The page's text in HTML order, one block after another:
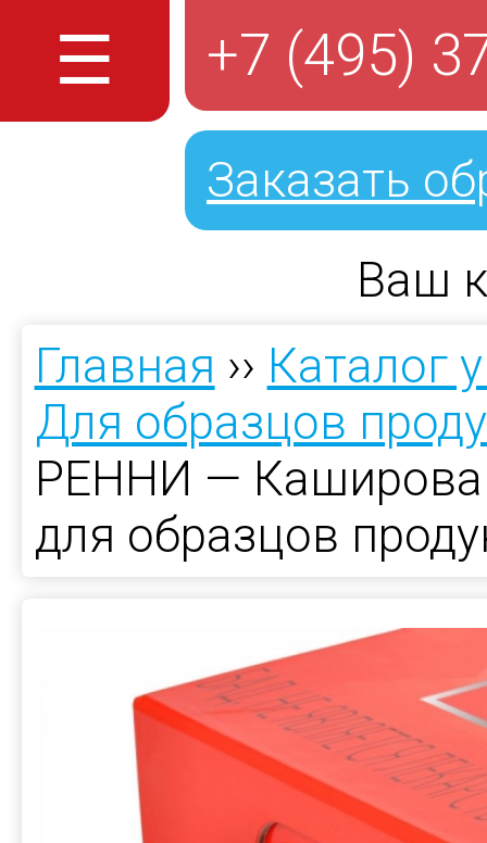
☰ +7 (495)
Заказать
Ваш
Главная ›› Каталог
Для образцов
РЕННИ —
для образцов